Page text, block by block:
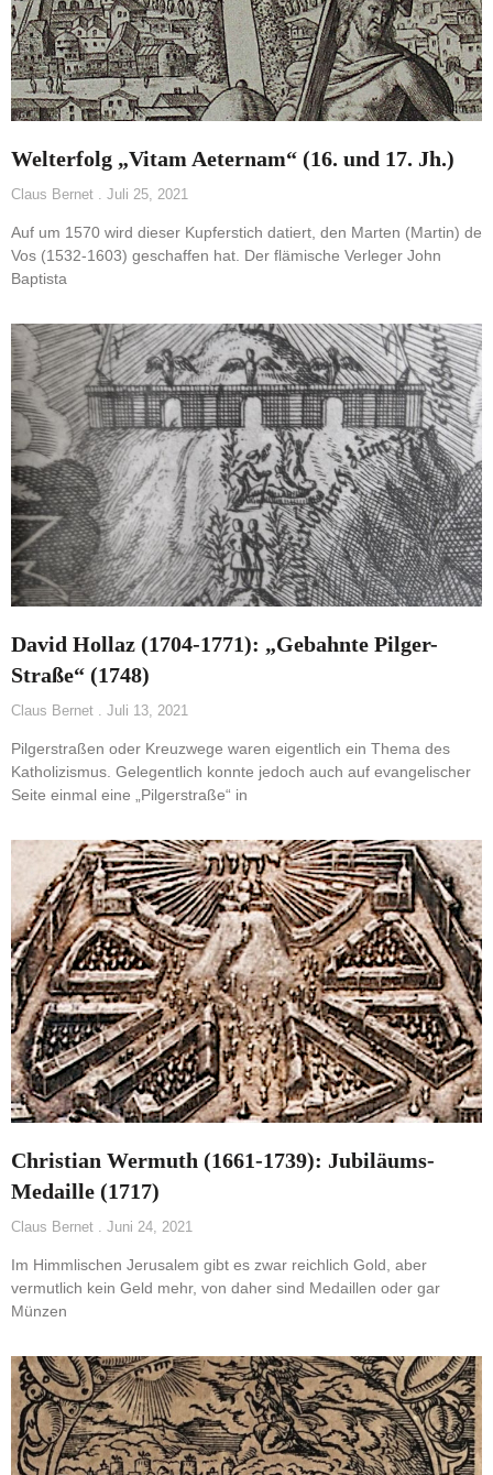
Welterfolg „Vitam Aeternam“ (16. und 17. Jh.)
Claus Bernet Juli 25, 2021
Auf um 1570 wird dieser Kupferstich datiert, den Marten (Martin) de
Vos (1532-1603) geschaffen hat. Der flämische Verleger John
Baptista
David Hollaz (1704-1771): „Gebahnte Pilger-
Straße“ (1748)
Claus Bernet Juli 13, 2021
Pilgerstraßen oder Kreuzwege waren eigentlich ein Thema des
Katholizismus. Gelegentlich konnte jedoch auch auf evangelischer
Seite einmal eine „Pilgerstraße“ in
Christian Wermuth (1661-1739): Jubiläums-
Medaille (1717)
Claus Bernet Juni 24, 2021
Im Himmlischen Jerusalem gibt es zwar reichlich Gold, aber
vermutlich kein Geld mehr, von daher sind Medaillen oder gar
Münzen